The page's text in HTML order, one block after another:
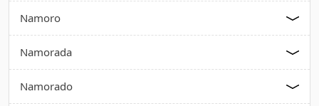
Namoro
Namorada
Namorado